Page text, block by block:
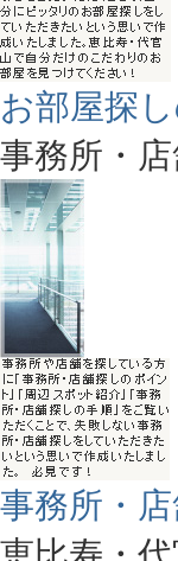
お部屋探
事務所・
事務所・